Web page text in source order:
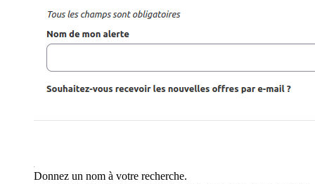
Donnez un nom à votre recherche.